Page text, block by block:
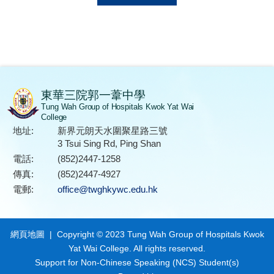
東華三院郭一葦中學
Tung Wah Group of Hospitals Kwok Yat Wai
College
地址:
新界元朗天水圍聚星路三號
3 Tsui Sing Rd, Ping Shan
電話:
(852)2447-1258
傳真:
(852)2447-4927
電郵:
office@twghkywc.edu.hk
網頁地圖 | Copyright © 2023 Tung Wah Group of Hospitals Kwok
Yat Wai College. All rights reserved.
Support for Non-Chinese Speaking (NCS) Student(s)